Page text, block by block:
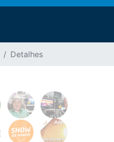
Detalhes